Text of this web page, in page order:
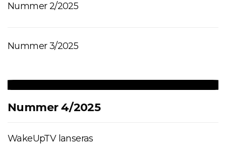
Nummer 2/2025
Nummer 3/2025
Nummer 4/2025
WakeUpTV lanseras